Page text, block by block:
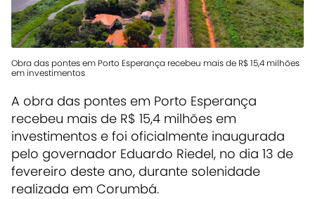
Obra das pontes em Porto Esperança recebeu mais de R$ 15,4 milhões
em investimentos
A obra das pontes em Porto Esperança
recebeu mais de R$ 15,4 milhões em
investimentos e foi oficialmente inaugurada
pelo governador Eduardo Riedel, no dia 13 de
fevereiro deste ano, durante solenidade
realizada em Corumbá.